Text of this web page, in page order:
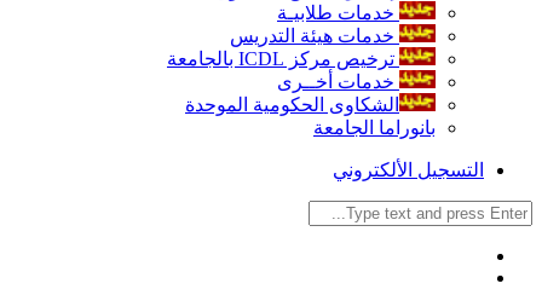
خدمات طلابيـة
خدمات هيئة التدريس
ترخيص مركز ICDL بالجامعة
خدمات أخــرى
الشكاوى الحكومية الموحدة
بانوراما الجامعة
التسجيل الألكتروني